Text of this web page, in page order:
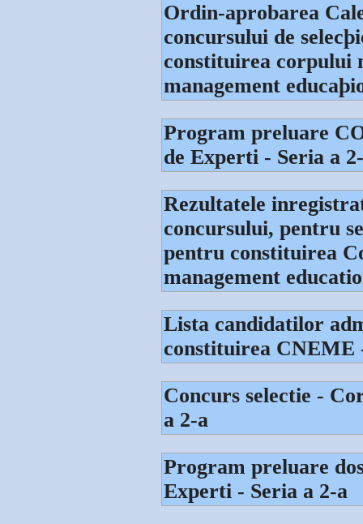
Ordin-aprobarea
concursului de
constituirea corpului
management
Program preluare
de Experti - Seria a
Rezultatele
concursului, pentru
pentru constituirea
management
Lista candidatilor
constituirea CNEME
Concurs selectie -
a 2-a
Program preluare
Experti - Seria a 2-a